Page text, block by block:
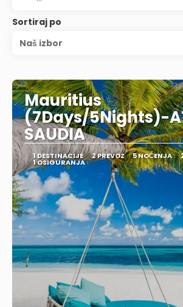
Sortiraj po
Naš izbor
Mauritius
(7Days/5Nights)-
SAUDIA
1 DESTINACIJE 2 PREVOZ 5 NOĆENJA
1 OSIGURANJA